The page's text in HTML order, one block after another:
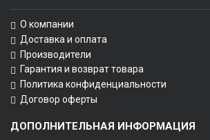
О компании
Доставка и оплата
Производители
Гарантия и возврат товара
Политика конфиденциальности
Договор оферты
ДОПОЛНИТЕЛЬНАЯ ИНФОРМАЦИЯ